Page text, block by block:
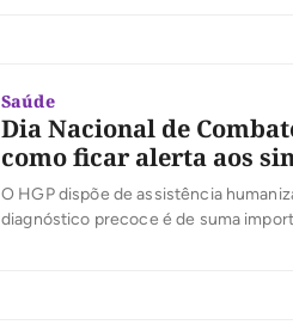
Saúde
Dia Nacional de
como ficar alerta aos
O HGP dispõe de assistência
diagnóstico precoce é de suma